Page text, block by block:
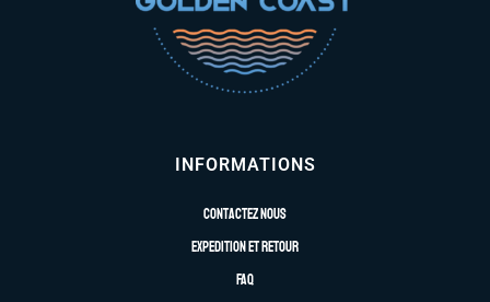
INFORMATIONS
Contactez nous
Expedition et retour
FAQ